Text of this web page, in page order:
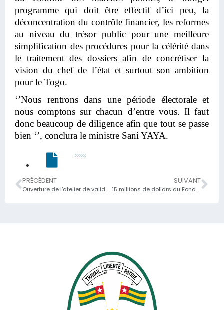
programme qui doit être effectif d’ici peu, la
déconcentration du contrôle financier, les reformes
au niveau du trésor public pour une meilleure
simplification des procédures pour la célérité dans
le traitement des dossiers afin de concrétiser la
vision du chef de l’état et surtout son ambition
pour le Togo.
‘’Nous rentrons dans une période électorale et
nous comptons sur chacun d’entre vous. Il faut
donc beaucoup de diligence afin que tout se passe
bien ‘’, conclura le ministre Sani YAYA.
PRÉCÉDENT
Ouverture de l’atelier de validation nationale des risques de blanchiment de capitaux et de financement du terrorisme
SUIVANT
15 millions de dollars du Fonds d’Abou Dhabi pour le développement (ADFD), destiné à la centrale photovoltaïque de Blitta